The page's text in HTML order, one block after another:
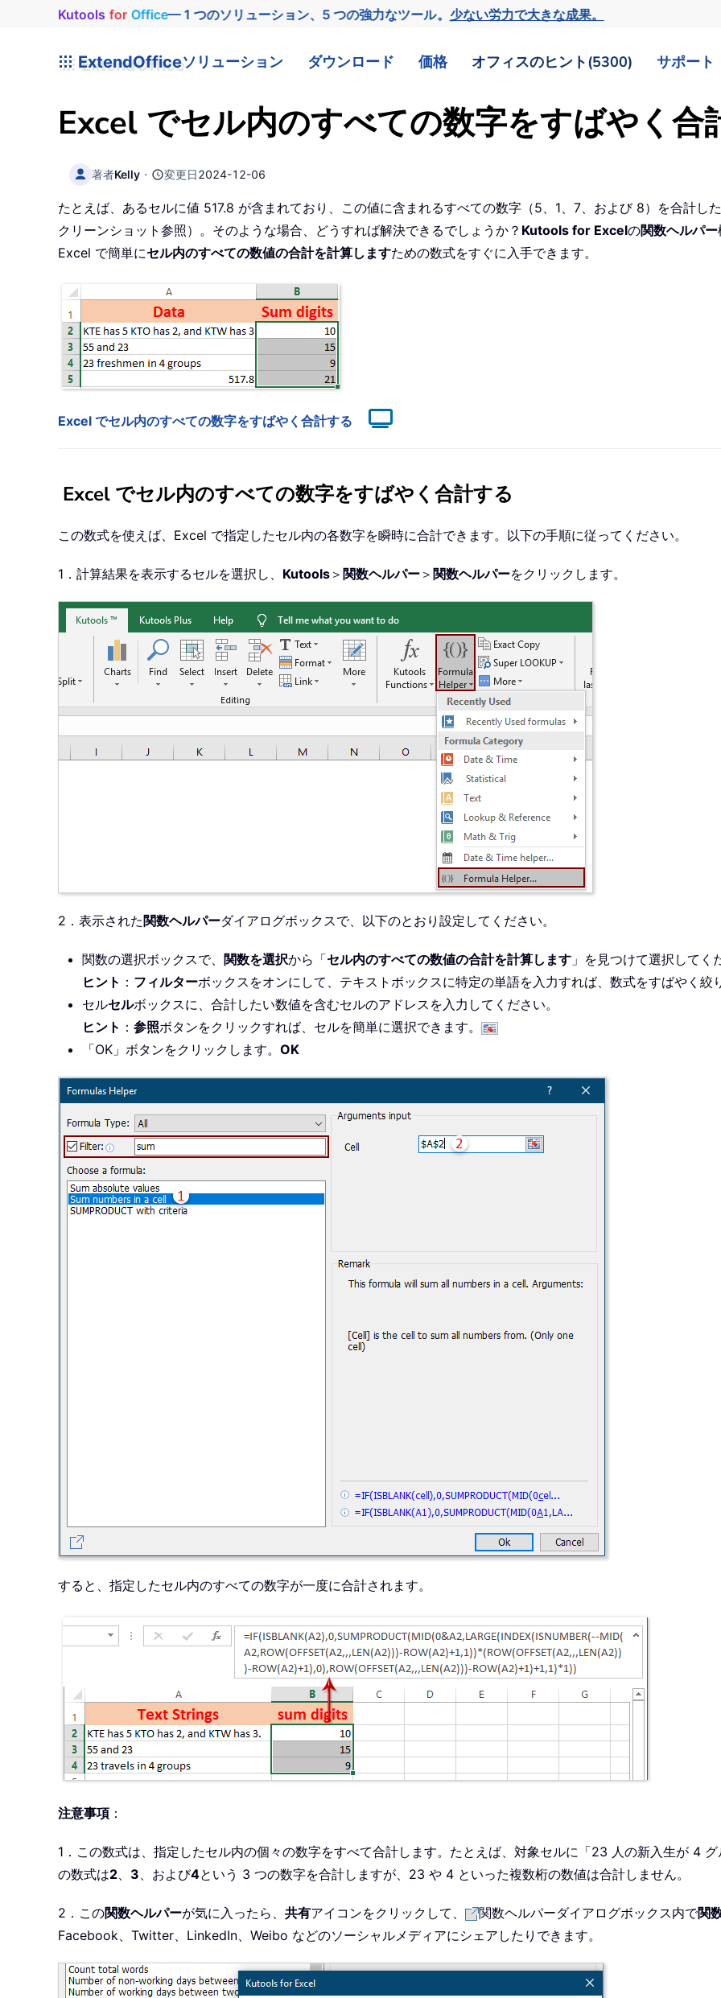
Kutools for Office— 1 つのソリューション、5 つの強力なツール。少ない労力で大きな成果。
ExtendOfficeソリューション ダウンロード 価格 オフィスのヒント(5300) サポート
Excel でセル内のすべての数字をすばやく合
著者Kelly ・ 変更日2024-12-06
たとえば、あるセルに値 517.8 が含まれており、この値に含まれるすべての数字（5、1、7、および 8）を合計し
クリーンショット参照）。そのような場合、どうすれば解決できるでしょうか？ Kutools for Excelの関数ヘルパー
Excel で簡単にセル内のすべての数値の合計を計算しますための数式をすぐに入手できます。
Excel でセル内のすべての数字をすばやく合計する
Excel でセル内のすべての数字をすばやく合計する
この数式を使えば、Excel で指定したセル内の各数字を瞬時に合計できます。以下の手順に従ってください。
1．計算結果を表示するセルを選択し、 Kutools ＞ 関数ヘルパー ＞ 関数ヘルパーをクリックします。
2．表示された 関数ヘルパーダイアログボックスで、以下のとおり設定してください。
関数の選択ボックスで、 関数を選択から「セル内のすべての数値の合計を計算します 」を見つけて選択してく
ヒント ： フィルターボックスをオンにして、テキストボックスに特定の単語を入力すれば、数式をすばやく絞
セルセルボックスに、合計したい数値を含むセルのアドレスを入力してください。
ヒント ： 参照ボタンをクリックすれば、セルを簡単に選択できます。
「OK」ボタンをクリックします。 OK
すると、指定したセル内のすべての数字が一度に合計されます。
注意事項 ：
1．この数式は、指定したセル内の個々の数字をすべて合計します。たとえば、対象セルに「23 人の新入生が 4
の数式は2、 3、および4という 3 つの数字を合計しますが、23 や 4 といった複数桁の数値は合計しません。
2．この関数ヘルパーが気に入ったら、 共有アイコンをクリックして、 関数ヘルパーダイアログボックス内で関
Facebook、Twitter、LinkedIn、Weibo などのソーシャルメディアにシェアしたりできます。